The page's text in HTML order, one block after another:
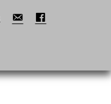
Nous